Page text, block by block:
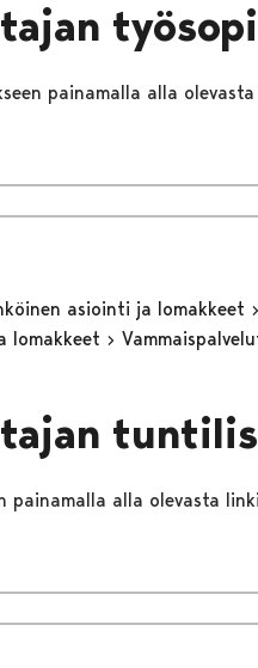
painamalla alla
asiointi ja lomakkeet
lomakkeet
alla olevasta